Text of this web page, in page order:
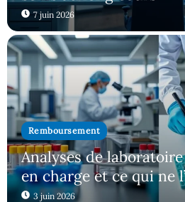
7 juin 2026
Remboursement
Analyses de
en charge et ce qui ne
3 juin 2026